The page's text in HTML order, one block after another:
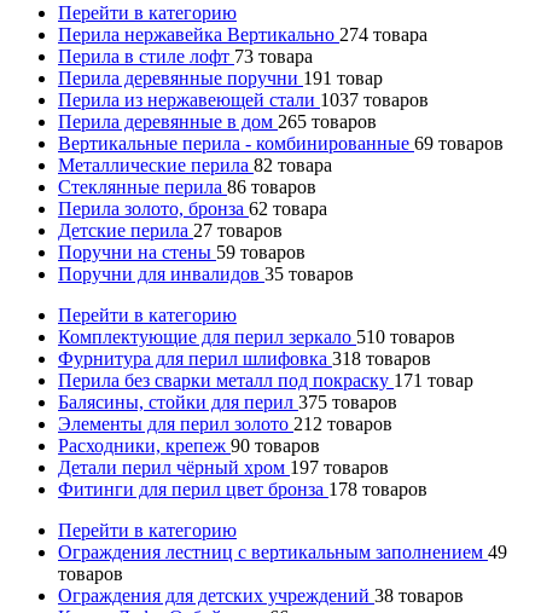
Перейти в категорию
Перила нержавейка Вертикально 274 товара
Перила в стиле лофт 73 товара
Перила деревянные поручни 191 товар
Перила из нержавеющей стали 1037 товаров
Перила деревянные в дом 265 товаров
Вертикальные перила - комбинированные 69 товаров
Металлические перила 82 товара
Стеклянные перила 86 товаров
Перила золото, бронза 62 товара
Детские перила 27 товаров
Поручни на стены 59 товаров
Поручни для инвалидов 35 товаров
Перейти в категорию
Комплектующие для перил зеркало 510 товаров
Фурнитура для перил шлифовка 318 товаров
Перила без сварки металл под покраску 171 товар
Балясины, стойки для перил 375 товаров
Элементы для перил золото 212 товаров
Расходники, крепеж 90 товаров
Детали перил чёрный хром 197 товаров
Фитинги для перил цвет бронза 178 товаров
Перейти в категорию
Ограждения лестниц с вертикальным заполнением 49
товаров
Ограждения для детских учреждений 38 товаров